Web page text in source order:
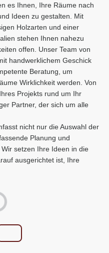
es Ihnen, Ihre Räume nach
Ideen zu gestalten. Mit
Holzarten und einer
stehen Ihnen nahezu
offen. Unser Team von
handwerklichem Geschick
Beratung, um
Wirklichkeit werden. Von
Projekts rund um Ihr
Partner, der sich um alle
nicht nur die Auswahl der
Planung und
setzen Ihre Ideen in die
ausgerichtet ist, Ihre